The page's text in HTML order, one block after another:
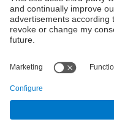
Except where
licensed under a
NonCommercial-